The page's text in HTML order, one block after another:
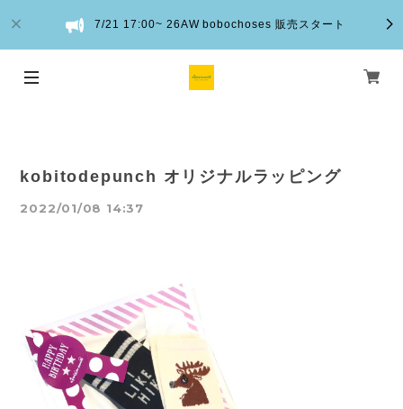
7/21 17:00~ 26AW bobochoses 販売スタート
kobitodepunch オリジナルラッピング
2022/01/08 14:37